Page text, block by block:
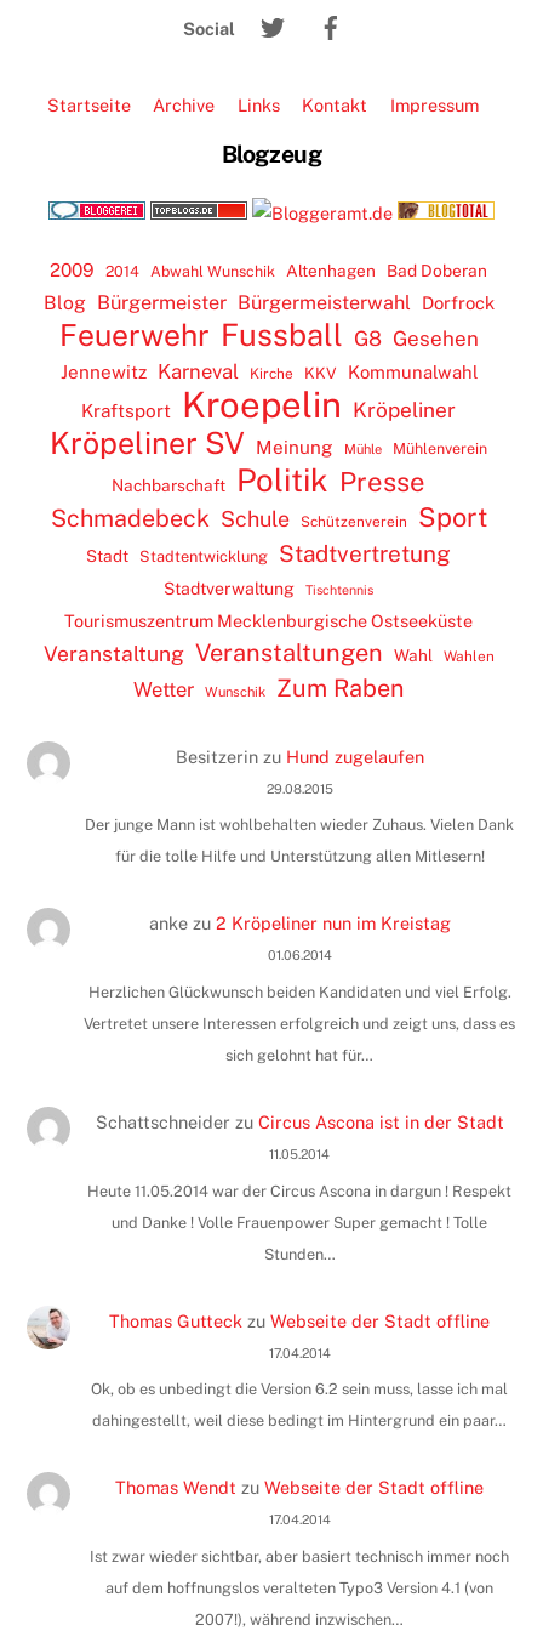
Top
Social
Twitter
Startseite Archive Links Kontakt Impressum
Blogzeug
2009 2014 Abwahl Wunschik Altenhagen Bad Doberan
Blog Bürgermeister Bürgermeisterwahl Dorfrock
Feuerwehr Fussball G8 Gesehen
Jennewitz Karneval Kirche KKV
Kommunalwahl
Kraftsport
Kroepelin Kröpeliner
Kröpeliner SV Meinung Mühle Mühlenverein
Nachbarschaft Politik Presse
Schmadebeck Schule Schützenverein Sport
Stadt Stadtentwicklung Stadtvertretung
Stadtverwaltung Tischtennis
Tourismuszentrum Mecklenburgische Ostseeküste
Veranstaltung Veranstaltungen Wahl Wahlen
Wetter Wunschik Zum Raben
Besitzerinzu Hund zugelaufen
29.08.2015
Der junge Mann ist wohlbehalten wieder Zuhaus. Vielen Dank
für die tolle Hilfe und Unterstützung allen Mitlesern!
ankezu 2 Kröpeliner nun im Kreistag
01.06.2014
Herzlichen Glückwunsch beiden Kandidaten und viel Erfolg.
Vertretet unsere Interessen erfolgreich und zeigt uns, dass es
sich gelohnt hat für…
Schattschneider zu Circus Ascona ist in der Stadt
11.05.2014
Heute 11.05.2014 war der Circus Ascona in dargun ! Respekt
und Danke ! Volle Frauenpower Super gemacht ! Tolle
Stunden…
Thomas Gutteck zuWebseite der Stadt offline
17.04.2014
Ok, ob es unbedingt die Version 6.2 sein muss, lasse ich mal
dahingestellt, weil diese bedingt im Hintergrund ein paar…
Thomas Wendt zuWebseite der Stadt offline
17.04.2014
Ist zwar wieder sichtbar, aber basiert technisch immer noch
auf dem hoffnungslos veralteten Typo3 Version 4.1 (von
2007!), während inzwischen…